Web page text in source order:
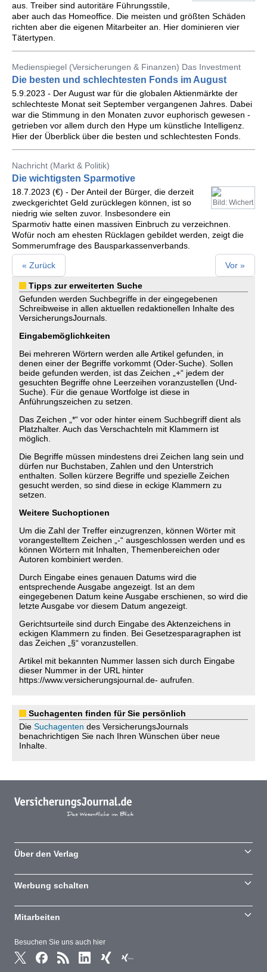
aus. Treiber sind autoritäre Führungsstile,
aber auch das Homeoffice. Die meisten und größten Schäden
richten aber die eigenen Mitarbeiter an. Hier dominieren vier
Tätertypen.
Medienspiegel (Versicherungen & Finanzen) Das Investment
Die besten und schlechtesten Fonds im August
5.9.2023 - Der August war für die globalen Aktienmärkte der
schlechteste Monat seit September vergangenen Jahres. Dabei
war die Stimmung in den Monaten zuvor euphorisch gewesen -
getrieben vor allem durch den Hype um künstliche Intelligenz.
Hier der Überblick über die besten und schlechtesten Fonds.
Nachricht (Markt & Politik)
Die wichtigsten Sparmotive
Bild: Wichert
18.7.2023 (€) - Der Anteil der Bürger, die derzeit
zweckgerichtet Geld zurücklegen können, ist so
niedrig wie selten zuvor. Insbesondere ein
Sparmotiv hatte einen massiven Einbruch zu verzeichnen.
Wofür noch am ehesten Rücklagen gebildet werden, zeigt die
Sommerumfrage des Bausparkassenverbands.
« Zurück Vor »
Tipps zur erweiterten Suche
Gefunden werden Suchbegriffe in der eingegebenen
Schreibweise in allen aktuellen redaktionellen Inhalte des
VersicherungsJournals.
Eingabemöglichkeiten
Bei mehreren Wörtern werden alle Artikel gefunden, in
denen einer der Begriffe vorkommt (Oder-Suche). Sollen
beide gefunden werden, ist das Zeichen „+“ jedem der
gesuchten Begriffe ohne Leerzeihen voranzustellen (Und-
Suche). Für die genaue Wortfolge ist diese in
Anführungszeichen zu setzen.
Das Zeichen „*“ vor oder hinter einem Suchbegriff dient als
Platzhalter. Auch das Verschachteln mit Klammern ist
möglich.
Die Begriffe müssen mindestens drei Zeichen lang sein und
dürfen nur Buchstaben, Zahlen und den Unterstrich
enthalten. Sollen kürzere Begriffe und spezielle Zeichen
gesucht werden, so sind diese in eckige Klammern zu
setzen.
Weitere Suchoptionen
Um die Zahl der Treffer einzugrenzen, können Wörter mit
vorangestelltem Zeichen „-“ ausgeschlossen werden und es
können Wörtern mit Inhalten, Themenbereichen oder
Autoren kombiniert werden.
Durch Eingabe eines genauen Datums wird die
entsprechende Ausgabe angezeigt. Ist an dem
eingegebenen Datum keine Ausgabe erschienen, so wird die
letzte Ausgabe vor diesem Datum angezeigt.
Gerichtsurteile sind durch Eingabe des Aktenzeichens in
eckigen Klammern zu finden. Bei Gesetzesparagraphen ist
das Zeichen „§“ voranzustellen.
Artikel mit bekannten Nummer lassen sich durch Eingabe
dieser Nummer in der URL hinter
https://www.versicherungsjournal.de- aufrufen.
Suchagenten finden für Sie persönlich
Die Suchagenten des VersicherungsJournals
benachrichtigen Sie nach Ihren Wünschen über neue
Inhalte.
Besuchen Sie uns auch hier
Über den Verlag
Werbung schalten
Mitarbeiten